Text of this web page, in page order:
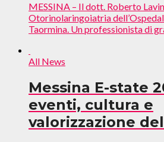
MESSINA – Il dott. Roberto
Otorinolaringoiatria
Taormina. Un professionista di
All News
Messina E-state
eventi, cultura e
valorizzazione